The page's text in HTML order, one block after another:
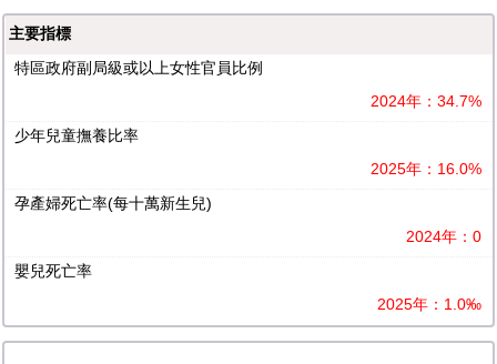
主要指標
特區政府副局級或以上女性官員比例
2024年：34.7%
少年兒童撫養比率
2025年：16.0%
孕產婦死亡率(每十萬新生兒)
2024年：0
嬰兒死亡率
2025年：1.0‰